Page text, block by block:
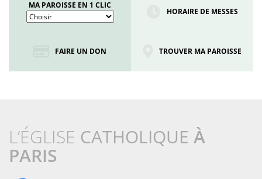
MA PAROISSE EN 1 CLIC
HORAIRE DE MESSES
FAIRE UN DON TROUVER MA PAROISSE
L’ÉGLISE CATHOLIQUE À
PARIS